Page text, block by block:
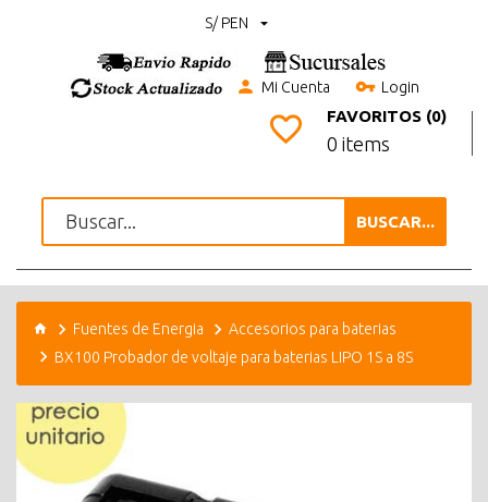
S/ PEN
Mi Cuenta Login
FAVORITOS (0)
0 items
BUSCAR...
Fuentes de Energia
Accesorios para baterias
BX100 Probador de voltaje para baterias LIPO 1S a 8S